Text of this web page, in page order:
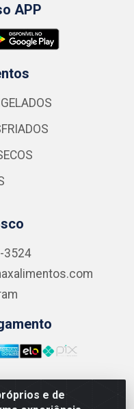
e de
APP
3524
ALIMENTICIOS